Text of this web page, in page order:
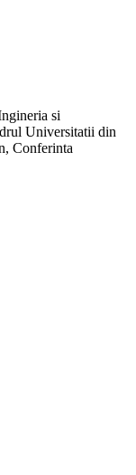
si
Universitatii din
Conferinta